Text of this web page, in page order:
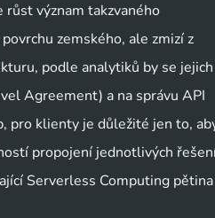
význam takzvaného
zemského, ale zmizí z
podle analytiků by se jejich
Agreement) a na správu API
pro klienty je důležité jen to,
propojení jednotlivých
Serverless Computing pětina